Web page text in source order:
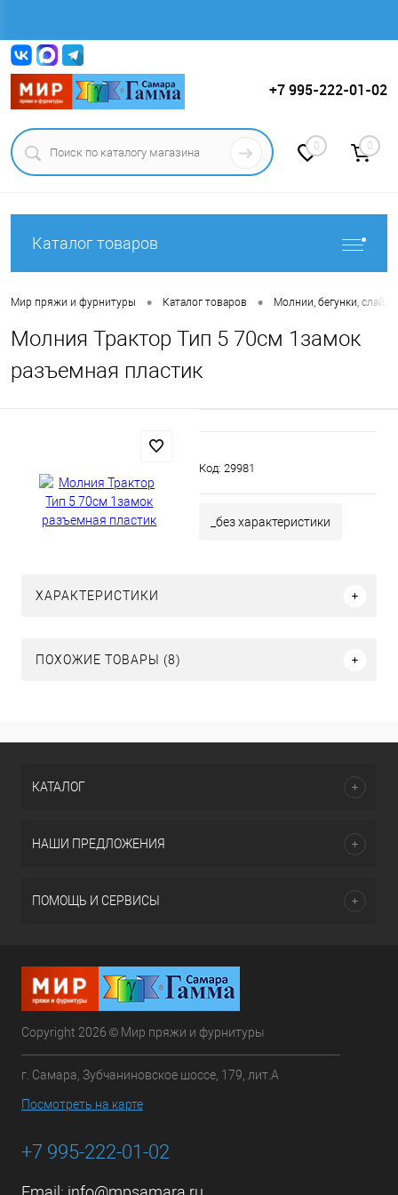
+7 995-222-01-02
0 0
Каталог товаров
Мир пряжи и фурнитуры • Каталог товаров • Молнии, бегунки,
Молния Трактор Тип 5 70см 1замок
разъемная пластик
Код: 29981
_без характеристики
ХАРАКТЕРИСТИКИ
ПОХОЖИЕ ТОВАРЫ (8)
КАТАЛОГ
НАШИ ПРЕДЛОЖЕНИЯ
ПОМОЩЬ И СЕРВИСЫ
Copyright 2026 © Мир пряжи и фурнитуры
г. Самара, Зубчаниновское шоссе, 179, лит.А
Посмотреть на карте
+7 995-222-01-02